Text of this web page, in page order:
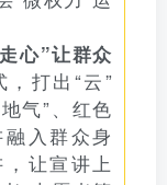
心”让群众
打出“云”
气”、红色
入群众身
让宣讲上